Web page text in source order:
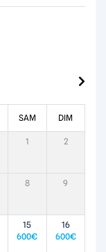
SAM DIM
1 2
8 9
15
600€
16
600€